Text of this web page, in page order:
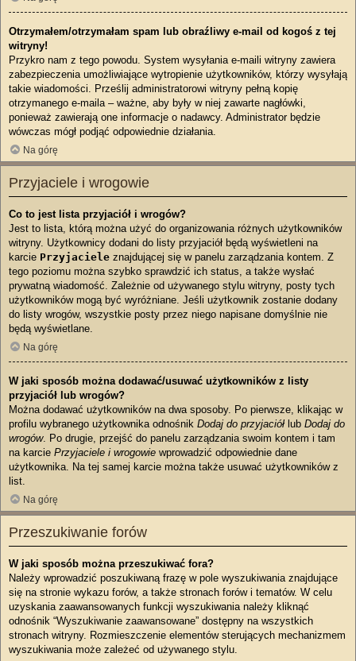
Otrzymałem/otrzymałam spam lub obraźliwy e-mail od kogoś z tej
witryny!
Przykro nam z tego powodu. System wysyłania e-maili witryny zawiera
zabezpieczenia umożliwiające wytropienie użytkowników, którzy wysyłają
takie wiadomości. Prześlij administratorowi witryny pełną kopię
otrzymanego e-maila – ważne, aby były w niej zawarte nagłówki,
ponieważ zawierają one informacje o nadawcy. Administrator będzie
wówczas mógł podjąć odpowiednie działania.
Na górę
Przyjaciele i wrogowie
Co to jest lista przyjaciół i wrogów?
Jest to lista, którą można użyć do organizowania różnych użytkowników
witryny. Użytkownicy dodani do listy przyjaciół będą wyświetleni na
karcie Przyjaciele znajdującej się w panelu zarządzania kontem. Z
tego poziomu można szybko sprawdzić ich status, a także wysłać
prywatną wiadomość. Zależnie od używanego stylu witryny, posty tych
użytkowników mogą być wyróżniane. Jeśli użytkownik zostanie dodany
do listy wrogów, wszystkie posty przez niego napisane domyślnie nie
będą wyświetlane.
Na górę
W jaki sposób można dodawać/usuwać użytkowników z listy
przyjaciół lub wrogów?
Można dodawać użytkowników na dwa sposoby. Po pierwsze, klikając w
profilu wybranego użytkownika odnośnik Dodaj do przyjaciółlub Dodaj do
wrogów. Po drugie, przejść do panelu zarządzania swoim kontem i tam
na karcie Przyjaciele i wrogowie wprowadzić odpowiednie dane
użytkownika. Na tej samej karcie można także usuwać użytkowników z
list.
Na górę
Przeszukiwanie forów
W jaki sposób można przeszukiwać fora?
Należy wprowadzić poszukiwaną frazę w pole wyszukiwania znajdujące
się na stronie wykazu forów, a także stronach forów i tematów. W celu
uzyskania zaawansowanych funkcji wyszukiwania należy kliknąć
odnośnik “Wyszukiwanie zaawansowane” dostępny na wszystkich
stronach witryny. Rozmieszczenie elementów sterujących mechanizmem
wyszukiwania może zależeć od używanego stylu.